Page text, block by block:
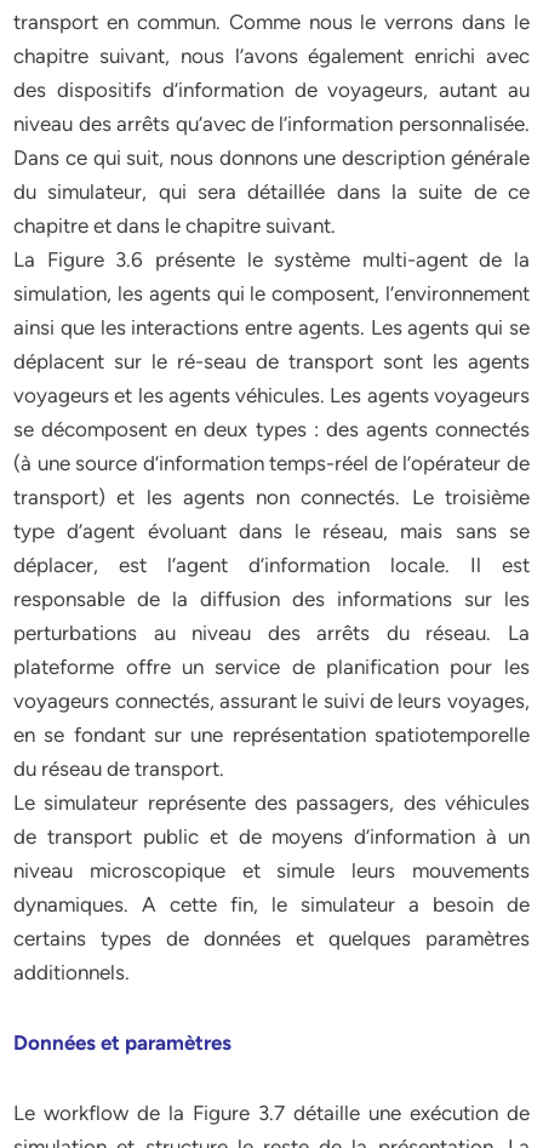
transport en commun. Comme nous le verrons dans le
chapitre suivant, nous l’avons également enrichi avec
des dispositifs d’information de voyageurs, autant au
niveau des arrêts qu’avec de l’information personnalisée.
Dans ce qui suit, nous donnons une description générale
du simulateur, qui sera détaillée dans la suite de ce
chapitre et dans le chapitre suivant.
La Figure 3.6 présente le système multi-agent de la
simulation, les agents qui le composent, l’environnement
ainsi que les interactions entre agents. Les agents qui se
déplacent sur le ré-seau de transport sont les agents
voyageurs et les agents véhicules. Les agents voyageurs
se décomposent en deux types : des agents connectés
(à une source d’information temps-réel de l’opérateur de
transport) et les agents non connectés. Le troisième
type d’agent évoluant dans le réseau, mais sans se
déplacer, est l’agent d’information locale. Il est
responsable de la diffusion des informations sur les
perturbations au niveau des arrêts du réseau. La
plateforme offre un service de planification pour les
voyageurs connectés, assurant le suivi de leurs voyages,
en se fondant sur une représentation spatiotemporelle
du réseau de transport.
Le simulateur représente des passagers, des véhicules
de transport public et de moyens d’information à un
niveau microscopique et simule leurs mouvements
dynamiques. A cette fin, le simulateur a besoin de
certains types de données et quelques paramètres
additionnels.
Données et paramètres
Le workflow de la Figure 3.7 détaille une exécution de